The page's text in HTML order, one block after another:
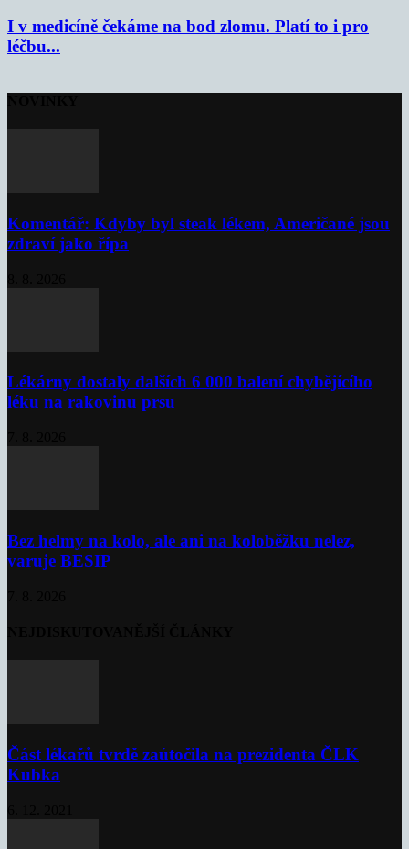
I v medicíně čekáme na bod zlomu. Platí to i pro
léčbu...
Komentář: Kdyby byl steak lékem, Američané jsou
zdraví jako řípa
Lékárny dostaly dalších 6 000 balení chybějícího
léku na rakovinu prsu
Bez helmy na kolo, ale ani na koloběžku nelez,
varuje BESIP
Část lékařů tvrdě zaútočila na prezidenta ČLK
Kubka